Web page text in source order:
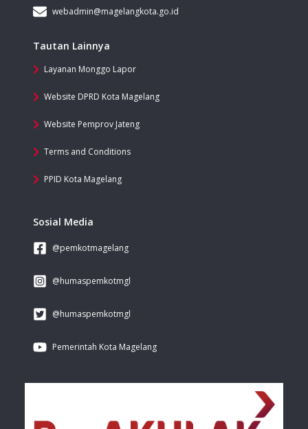
webadmin@magelangkota.go.id
Tautan Lainnya
Layanan Monggo Lapor
Website DPRD Kota Magelang
Website Pemprov Jateng
Terms and Conditions
PPID Kota Magelang
Sosial Media
@pemkotmagelang
@humaspemkotmgl
@humaspemkotmgl
Pemerintah Kota Magelang